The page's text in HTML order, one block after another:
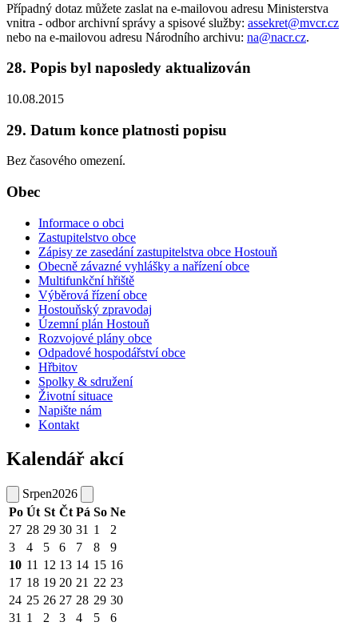
Případný dotaz můžete zaslat na e-mailovou adresu Ministerstva
vnitra - odbor archivní správy a spisové služby: assekret@mvcr.cz
nebo na e-mailovou adresu Národního archivu: na@nacr.cz.
28. Popis byl naposledy aktualizován
10.08.2015
29. Datum konce platnosti popisu
Bez časového omezení.
Obec
Informace o obci
Zastupitelstvo obce
Zápisy ze zasedání zastupitelstva obce Hostouň
Obecně závazné vyhlášky a nařízení obce
Multifunkční hřiště
Výběrová řízení obce
Hostouňský zpravodaj
Územní plán Hostouň
Rozvojové plány obce
Odpadové hospodářství obce
Hřbitov
Spolky & sdružení
Životní situace
Napište nám
Kontakt
Kalendář akcí
Srpen2026
Po Út St Čt Pá So Ne
27 28 29 30 31 1
2
3
4 5 6 7 8
9
10 11 12 13 14 15 16
17 18 19 20 21 22 23
24 25 26 27 28 29 30
31 1 2 3 4 5 6